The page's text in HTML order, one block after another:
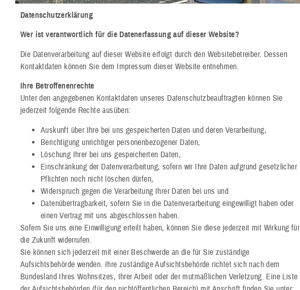
Datenschutzerklärung
Wer ist verantwortlich für die Datenerfassung auf dieser Website?
Die Datenverarbeitung auf dieser Website erfolgt durch den Websitebetreiber. Dessen
Kontaktdaten können Sie dem Impressum dieser Website entnehmen.
Ihre Betroffenenrechte
Unter den angegebenen Kontaktdaten unseres Datenschutzbeauftragten können Sie
jederzeit folgende Rechte ausüben:
Auskunft über Ihre bei uns gespeicherten Daten und deren Verarbeitung,
Berichtigung unrichtiger personenbezogener Daten,
Löschung Ihrer bei uns gespeicherten Daten,
Einschränkung der Datenverarbeitung, sofern wir Ihre Daten aufgrund gesetzlicher
Pflichten noch nicht löschen dürfen,
Widerspruch gegen die Verarbeitung Ihrer Daten bei uns und
Datenübertragbarkeit, sofern Sie in die Datenverarbeitung eingewilligt haben oder
einen Vertrag mit uns abgeschlossen haben.
Sofern Sie uns eine Einwilligung erteilt haben, können Sie diese jederzeit mit Wirkung für
die Zukunft widerrufen.
Sie können sich jederzeit mit einer Beschwerde an die für Sie zuständige
Aufsichtsbehörde wenden. Ihre zuständige Aufsichtsbehörde richtet sich nach dem
Bundesland Ihres Wohnsitzes, Ihrer Arbeit oder der mutmaßlichen Verletzung. Eine Liste